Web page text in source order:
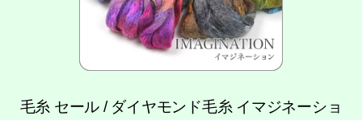
毛糸 セール / ダイヤモンド毛糸 イマジネーショ